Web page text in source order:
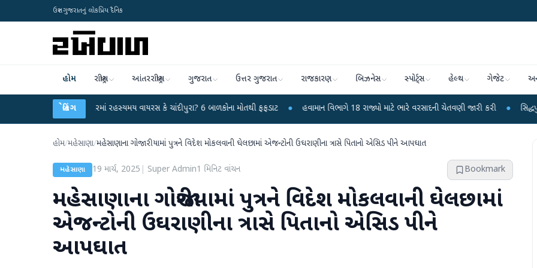
ઉત્તર ગુજરાતનું લોકપ્રિય દૈનિક
હોમ રાષ્ટ્રીય આંતરરાષ્ટ્રીય ગુજરાત ઉત્તર ગુજરાત રાજકારણ બિઝનેસ સ્પોર્ટ્સ હેલ્થ ગેજેટ
બ્રેકિંગ
હિંમતનગરમાં રહસ્યમય વાયરસ કે ચાંદીપુરા? 6 બાળકોના મોતથી ફફડાટ ● હવામાન વિભાગે 18 રાજ્યો માટે ભારે વરસાદની ચેતવણી જારી કરી ● સિદ્ધપુરથી બોમ્બ
હોમ/મહેસાણા/મહેસાણાના ગોજારીયામાં પુત્રને વિદેશ મોકલવાની ઘેલછામાં એજન્ટોની ઉઘરાણીના ત્રાસે પિતાનો એસિડ પીને આપઘાત
મહેસાણા 19 માર્ચ, 2025 Super Admin1 મિનિટ વાંચન Bookmark
મહેસાણાના ગોજારીયામાં પુત્રને વિદેશ મોકલવાની ઘેલછામાં
એજન્ટોની ઉઘરાણીના ત્રાસે પિતાનો એસિડ પીને
આપઘાત